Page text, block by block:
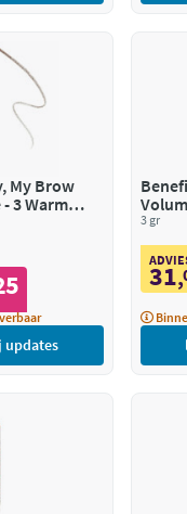
My Brow
3 Warm
updates
3 gr
31,